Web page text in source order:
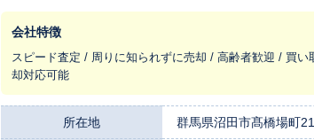
まれ変わらせ、長く住みつなぐお手伝いをさせてください。
会社特徴
スピード査定 / 周りに知られずに売却 / 高齢者歓迎 / 買
却対応可能
所在地 群馬県沼田市髙橋場町